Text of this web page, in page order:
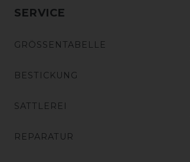
SERVICE
GRÖSSENTABELLE
BESTICKUNG
SATTLEREI
REPARATUR